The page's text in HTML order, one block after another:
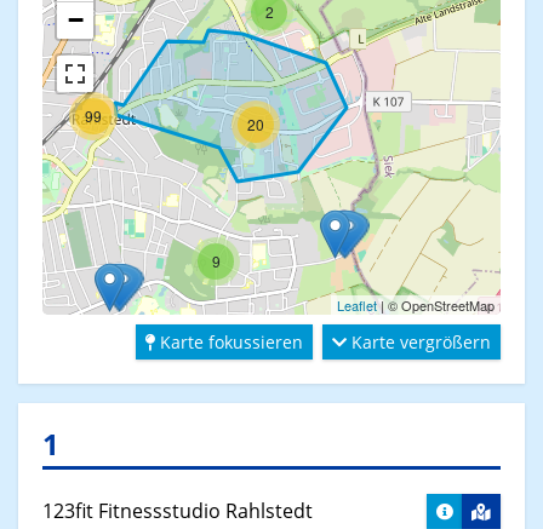
2
9
20
99
−
Leaflet| © OpenStreetMap
Karte fokussieren Karte vergrößern
1
123fit Fitnessstudio Rahlstedt